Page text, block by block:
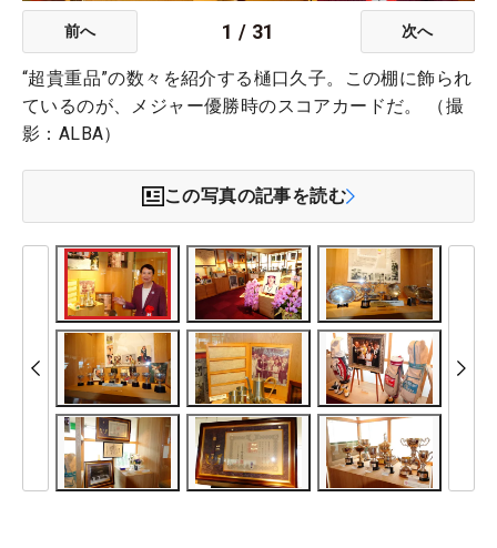
前へ 1 / 31 次へ
“超貴重品”の数々を紹介する樋口久子。この棚に飾られ
ているのが、メジャー優勝時のスコアカードだ。 （撮
影：ALBA）
この写真の記事を読む